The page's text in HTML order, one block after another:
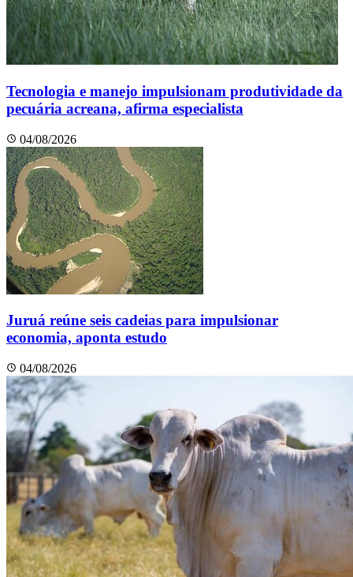
Tecnologia e manejo impulsionam produtividade da
pecuária acreana, afirma especialista
04/08/2026
Juruá reúne seis cadeias para impulsionar
economia, aponta estudo
04/08/2026